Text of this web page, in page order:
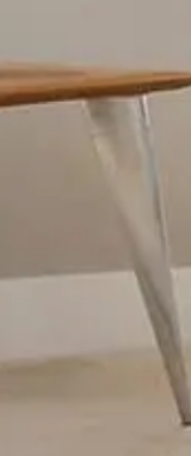
Previous Project
Marin Street